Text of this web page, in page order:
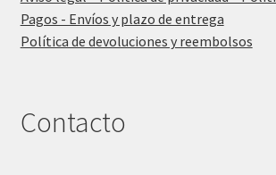
Pagos - Envíos y plazo de entrega
Política de devoluciones y reembolsos
Contacto